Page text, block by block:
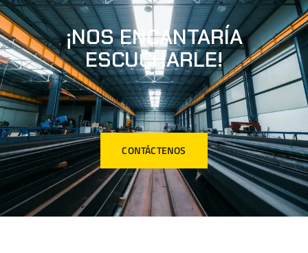
¡NOS ENCANTARÍA
ESCUCHARLE!
CONTÁCTENOS